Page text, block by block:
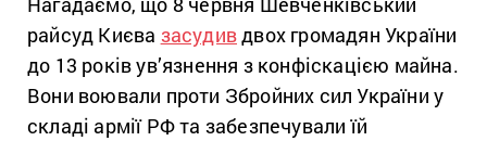
райсуд Києва засудивдвох громадян України
до 13 років ув’язнення з конфіскацією майна.
Вони воювали проти Збройних сил України у
складі армії РФ та забезпечували їй